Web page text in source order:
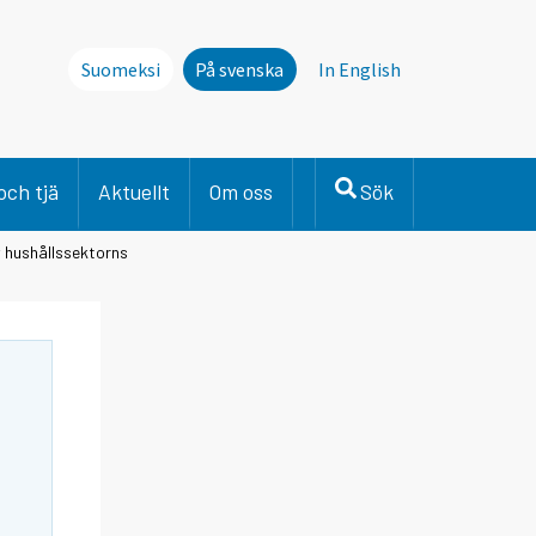
Suomeksi På svenska In English
tjä Aktuellt Om oss Sök
hushållssektorns